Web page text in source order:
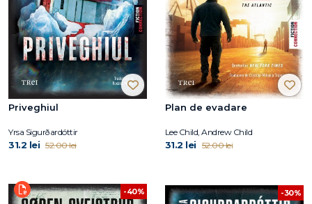
Priveghiul
Yrsa Sigurðardóttir
31.2 lei 52.00 lei
Plan de evadare
Lee Child, Andrew Child
31.2 lei 52.00 lei
-40% -30%